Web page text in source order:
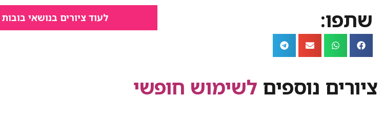
שתפו: לעוד ציורים בנושאי בובות
ציורים נוספים לשימוש חופשי